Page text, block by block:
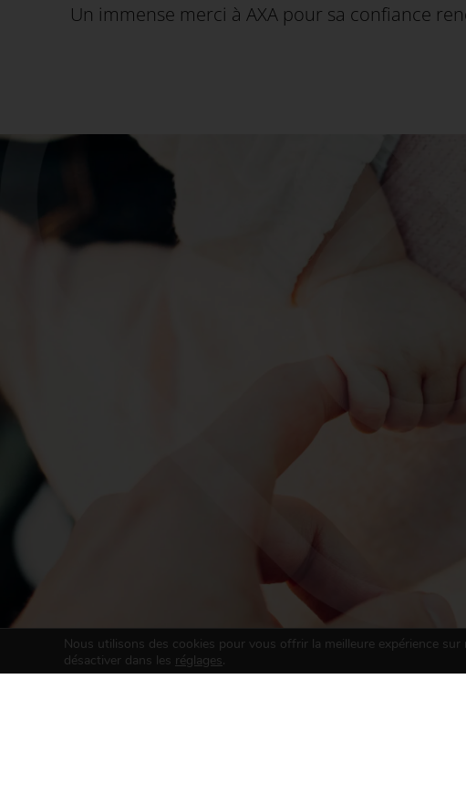
Un immense merci à AXA pour sa confiance
Nous utilisons des cookies pour vous offrir la meilleure expérience
désactiver dans les réglages.